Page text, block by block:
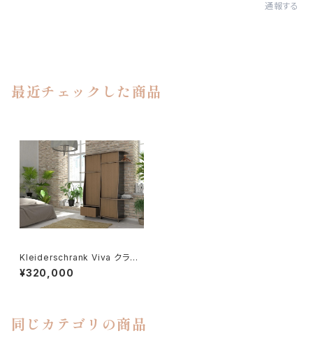
通報する
最近チェックした商品
Kleiderschrank Viva クライ
ダーシュランク・ビバ
¥320,000
同じカテゴリの商品